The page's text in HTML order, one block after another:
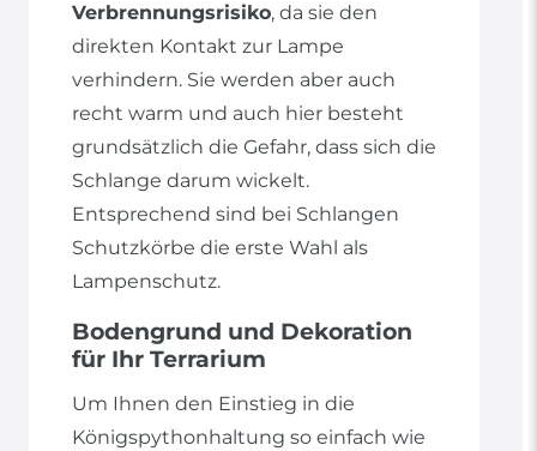
Verbrennungsrisiko, da sie den
direkten Kontakt zur Lampe
verhindern. Sie werden aber auch
recht warm und auch hier besteht
grundsätzlich die Gefahr, dass sich die
Schlange darum wickelt.
Entsprechend sind bei Schlangen
Schutzkörbe die erste Wahl als
Lampenschutz.
Bodengrund und Dekoration
für Ihr Terrarium
Um Ihnen den Einstieg in die
Königspythonhaltung so einfach wie